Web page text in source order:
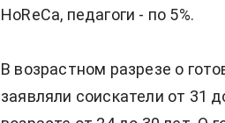
HoReCa, педагоги - по 5%.
В возрастном разрезе о
заявляли соискатели от 31